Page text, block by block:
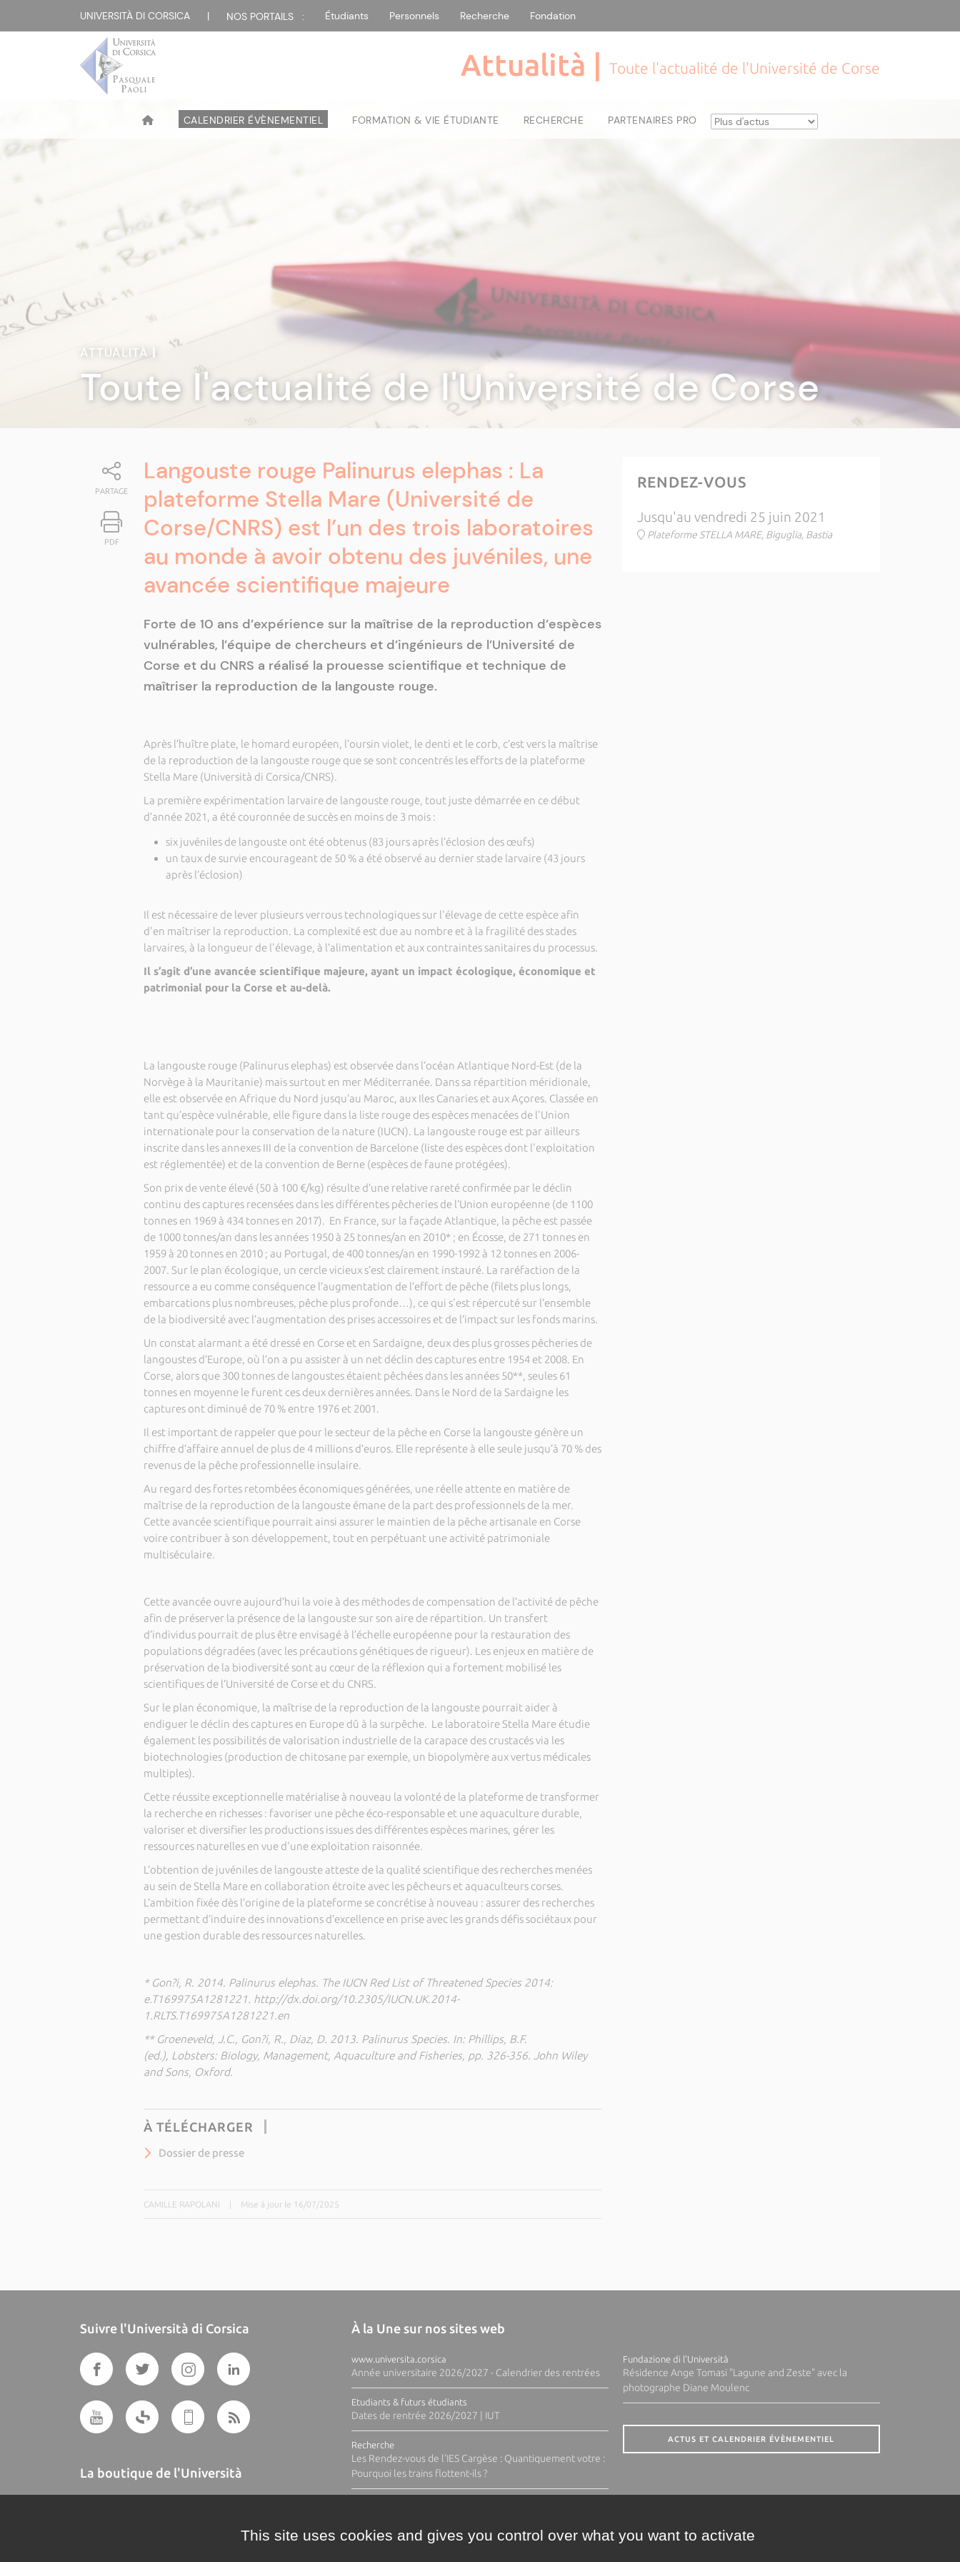
UNIVERSITÀ DI CORSICA | NOS PORTAILS : Étudiants Personnels Recherche Fondation
Attualità | Toute l'actualité de l'Université de Corse
CALENDRIER ÉVÈNEMENTIEL FORMATION & VIE ÉTUDIANTE RECHERCHE PARTENAIRES PRO
ATTUALITÀ|
Toute l'actualité de l'Université de Corse
PARTAGE
PDF
Langouste rouge Palinurus elephas : La
plateforme Stella Mare (Université de
Corse/CNRS) est l’un des trois laboratoires
au monde à avoir obtenu des juvéniles, une
avancée scientifique majeure
Forte de 10 ans d’expérience sur la maîtrise de la reproduction d’espèces
vulnérables, l’équipe de chercheurs et d’ingénieurs de l’Université de
Corse et du CNRS a réalisé la prouesse scientifique et technique de
maîtriser la reproduction de la langouste rouge.
Après l’huître plate, le homard européen, l’oursin violet, le denti et le corb, c’est vers la maîtrise
de la reproduction de la langouste rouge que se sont concentrés les efforts de la plateforme
Stella Mare (Università di Corsica/CNRS).
La première expérimentation larvaire de langouste rouge, tout juste démarrée en ce début
d’année 2021, a été couronnée de succès en moins de 3 mois :
six juvéniles de langouste ont été obtenus (83 jours après l’éclosion des œufs)
un taux de survie encourageant de 50 % a été observé au dernier stade larvaire (43 jours
après l’éclosion)
Il est nécessaire de lever plusieurs verrous technologiques sur l'élevage de cette espèce afin
d'en maîtriser la reproduction. La complexité est due au nombre et à la fragilité des stades
larvaires, à la longueur de l'élevage, à l’alimentation et aux contraintes sanitaires du processus.
Il s’agit d’une avancée scientifique majeure, ayant un impact écologique, économique et
patrimonial pour la Corse et au-delà.
La langouste rouge (Palinurus elephas) est observée dans l’océan Atlantique Nord-Est (de la
Norvège à la Mauritanie) mais surtout en mer Méditerranée. Dans sa répartition méridionale,
elle est observée en Afrique du Nord jusqu’au Maroc, aux Iles Canaries et aux Açores. Classée en
tant qu’espèce vulnérable, elle figure dans la liste rouge des espèces menacées de l'Union
internationale pour la conservation de la nature (IUCN). La langouste rouge est par ailleurs
inscrite dans les annexes III de la convention de Barcelone (liste des espèces dont l'exploitation
est réglementée) et de la convention de Berne (espèces de faune protégées).
Son prix de vente élevé (50 à 100 €/kg) résulte d’une relative rareté confirmée par le déclin
continu des captures recensées dans les différentes pêcheries de l’Union européenne (de 1100
tonnes en 1969 à 434 tonnes en 2017). En France, sur la façade Atlantique, la pêche est passée
de 1000 tonnes/an dans les années 1950 à 25 tonnes/an en 2010* ; en Écosse, de 271 tonnes en
1959 à 20 tonnes en 2010 ; au Portugal, de 400 tonnes/an en 1990-1992 à 12 tonnes en 2006-
2007. Sur le plan écologique, un cercle vicieux s’est clairement instauré. La raréfaction de la
ressource a eu comme conséquence l’augmentation de l’effort de pêche (filets plus longs,
embarcations plus nombreuses, pêche plus profonde…), ce qui s'est répercuté sur l’ensemble
de la biodiversité avec l’augmentation des prises accessoires et de l’impact sur les fonds marins.
Un constat alarmant a été dressé en Corse et en Sardaigne, deux des plus grosses pêcheries de
langoustes d’Europe, où l’on a pu assister à un net déclin des captures entre 1954 et 2008. En
Corse, alors que 300 tonnes de langoustes étaient pêchées dans les années 50**, seules 61
tonnes en moyenne le furent ces deux dernières années. Dans le Nord de la Sardaigne les
captures ont diminué de 70 % entre 1976 et 2001.
Il est important de rappeler que pour le secteur de la pêche en Corse la langouste génère un
chiffre d’affaire annuel de plus de 4 millions d’euros. Elle représente à elle seule jusqu’à 70 % des
revenus de la pêche professionnelle insulaire.
Au regard des fortes retombées économiques générées, une réelle attente en matière de
maîtrise de la reproduction de la langouste émane de la part des professionnels de la mer.
Cette avancée scientifique pourrait ainsi assurer le maintien de la pêche artisanale en Corse
voire contribuer à son développement, tout en perpétuant une activité patrimoniale
multiséculaire.
Cette avancée ouvre aujourd’hui la voie à des méthodes de compensation de l’activité de pêche
afin de préserver la présence de la langouste sur son aire de répartition. Un transfert
d’individus pourrait de plus être envisagé à l’échelle européenne pour la restauration des
populations dégradées (avec les précautions génétiques de rigueur). Les enjeux en matière de
préservation de la biodiversité sont au cœur de la réflexion qui a fortement mobilisé les
scientifiques de l’Université de Corse et du CNRS.
Sur le plan économique, la maîtrise de la reproduction de la langouste pourrait aider à
endiguer le déclin des captures en Europe dû à la surpêche. Le laboratoire Stella Mare étudie
également les possibilités de valorisation industrielle de la carapace des crustacés via les
biotechnologies (production de chitosane par exemple, un biopolymère aux vertus médicales
multiples).
Cette réussite exceptionnelle matérialise à nouveau la volonté de la plateforme de transformer
la recherche en richesses : favoriser une pêche éco-responsable et une aquaculture durable,
valoriser et diversifier les productions issues des différentes espèces marines, gérer les
ressources naturelles en vue d'une exploitation raisonnée.
L’obtention de juvéniles de langouste atteste de la qualité scientifique des recherches menées
au sein de Stella Mare en collaboration étroite avec les pêcheurs et aquaculteurs corses.
L’ambition fixée dès l’origine de la plateforme se concrétise à nouveau : assurer des recherches
permettant d’induire des innovations d’excellence en prise avec les grands défis sociétaux pour
une gestion durable des ressources naturelles.
* Gon?i, R. 2014. Palinurus elephas. The IUCN Red List of Threatened Species 2014:
e.T169975A1281221. http://dx.doi.org/10.2305/IUCN.UK.2014-
1.RLTS.T169975A1281221.en
** Groeneveld, J.C., Gon?i, R., Diaz, D. 2013. Palinurus Species. In: Phillips, B.F.
(ed.), Lobsters: Biology, Management, Aquaculture and Fisheries, pp. 326-356. John Wiley
and Sons, Oxford.
À TÉLÉCHARGER
Dossier de presse
CAMILLE RAPOLANI Mise à jour le 16/07/2025
RENDEZ-VOUS
Jusqu'au vendredi 25 juin 2021
Plateforme STELLA MARE, Biguglia, Bastia
Suivre l'Università di Corsica
La boutique de l'Università
À la Une sur nos sites web
www.universita.corsica
Année universitaire 2026/2027 - Calendrier des rentrées
Etudiants & futurs étudiants
Dates de rentrée 2026/2027 | IUT
Recherche
Les Rendez-vous de l'IES Cargèse : Quantiquement votre :
Pourquoi les trains flottent-ils ?
Fundazione di l'Università
Résidence Ange Tomasi "Lagune and Zeste" avec la
photographe Diane Moulenc
ACTUS ET CALENDRIER ÉVÈNEMENTIEL
This site uses cookies and gives you control over what you want to activate